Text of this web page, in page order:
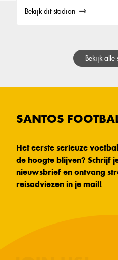
Bekijk dit stadion
Bekijk alle
SANTOS
Het eerste serieuze
de hoogte blijven? Schrijf
nieuwsbrief en ontvang
reisadviezen in je mail!